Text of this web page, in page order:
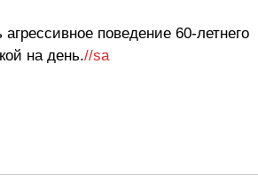
поведение 60-летнего
на день.//sa